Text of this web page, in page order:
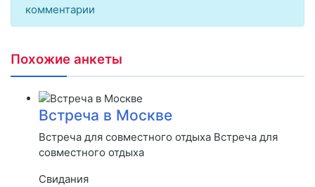
комментарии
Похожие анкеты
Встреча в Москве
Встреча для совместного отдыха Встреча для
совместного отдыха
Свидания